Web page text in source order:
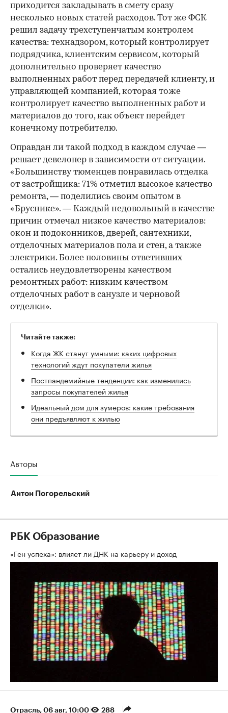
приходится закладывать в смету сразу
несколько новых статей расходов. Тот же ФСК
решил задачу трехступенчатым контролем
качества: технадзором, который контролирует
подрядчика, клиентским сервисом, который
дополнительно проверяет качество
выполненных работ перед передачей клиенту, и
управляющей компанией, которая тоже
контролирует качество выполненных работ и
материалов до того, как объект перейдет
конечному потребителю.
Оправдан ли такой подход в каждом случае —
решает девелопер в зависимости от ситуации.
«Большинству тюменцев понравилась отделка
от застройщика: 71% отметил высокое качество
ремонта, — поделились своим опытом в
«Бруснике». — Каждый недовольный в качестве
причин отмечал низкое качество материалов:
окон и подоконников, дверей, сантехники,
отделочных материалов пола и стен, а также
электрики. Более половины ответивших
остались неудовлетворены качеством
ремонтных работ: низким качеством
отделочных работ в санузле и черновой
отделки».
Читайте также:
Когда ЖК станут умными: каких цифровых
технологий ждут покупатели жилья
Постпандемийные тенденции: как изменились
запросы покупателей жилья
Идеальный дом для зумеров: какие требования
они предъявляют к жилью
Авторы
Антон Погорельский
РБК Образование
«Ген успеха»: влияет ли ДНК на карьеру и доход
Отрасль⁠, 06 авг, 10:00 288